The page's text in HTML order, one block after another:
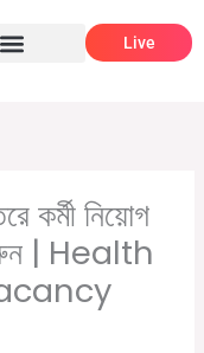
Live
কর্মী নিয়োগ
| Health